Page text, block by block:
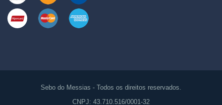
Sebo do Messias - Todos os direitos reservados.
CNPJ: 43.710.516/0001-32